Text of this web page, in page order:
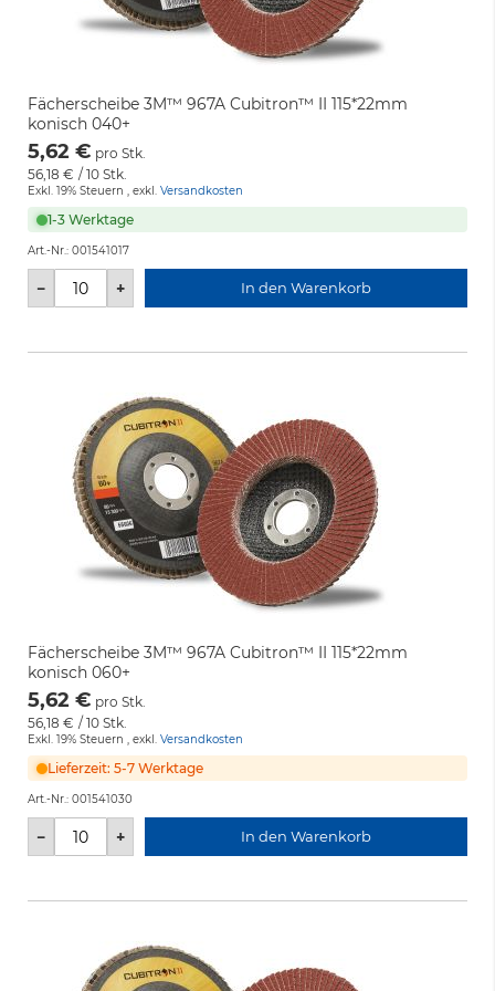
Fächerscheibe 3M™ 967A Cubitron™ II 115*22mm
konisch 040+
5,62 € pro Stk.
56,18 € / 10 Stk.
Exkl. 19% Steuern , exkl. Versandkosten
1-3 Werktage
Art.-Nr.: 001541017
− + In den Warenkorb
Fächerscheibe 3M™ 967A Cubitron™ II 115*22mm
konisch 060+
5,62 € pro Stk.
56,18 € / 10 Stk.
Exkl. 19% Steuern , exkl. Versandkosten
Lieferzeit: 5-7 Werktage
Art.-Nr.: 001541030
− + In den Warenkorb